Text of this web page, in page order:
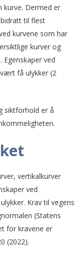
kurve. Dermed er
til flest
kurvene som har
kurver og
ved
få ulykker (2
siktforhold er å
vertikalkurver
ved
Krav til vegens
(Statens
for kravene er
(2022).